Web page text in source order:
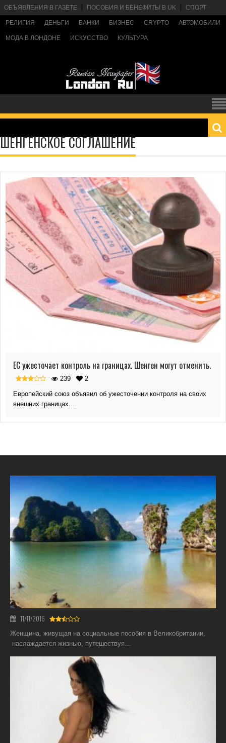
ОБЪЯВЛЕНИЯ В ГАЗЕТЕ ПОСОБИЯ И БЕНЕФИТЫ В UK СПОРТ
РЕЛИГИЯ ДЕНЬГИ БАНКИ БИЗНЕС CRYPTO АВТОМОБИЛИ
МОДА В ЛОНДОНЕ ИСКУССТВО КУЛЬТУРА
ШЕНГЕНСКОЕ СОГЛАШЕНИЕ
ЕС ужесточает контроль на границах. Шенген могут отменить.
239
2
Европейский союз объявил об ужесточении контроля на своих
внешних границах.…
11/11/2016
Женщина, живущая на социальные пособия в Великобритании,
наслаждается жизнью, путешествуя…